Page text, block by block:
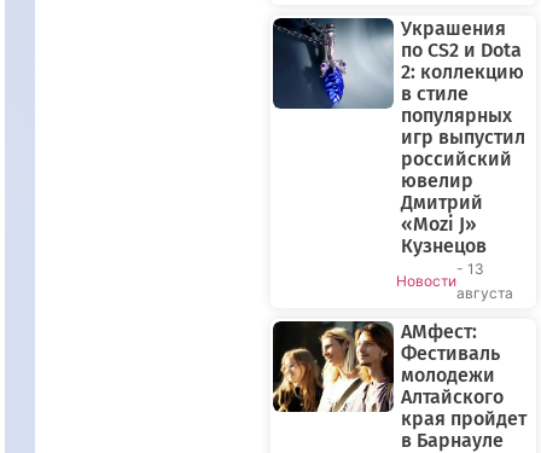
Украшения
по CS2 и Dota
2: коллекцию
в стиле
популярных
игр выпустил
российский
ювелир
Дмитрий
«Mozi J»
Кузнецов
Новости
- 13
августа
АМфест:
Фестиваль
молодежи
Алтайского
края пройдет
в Барнауле